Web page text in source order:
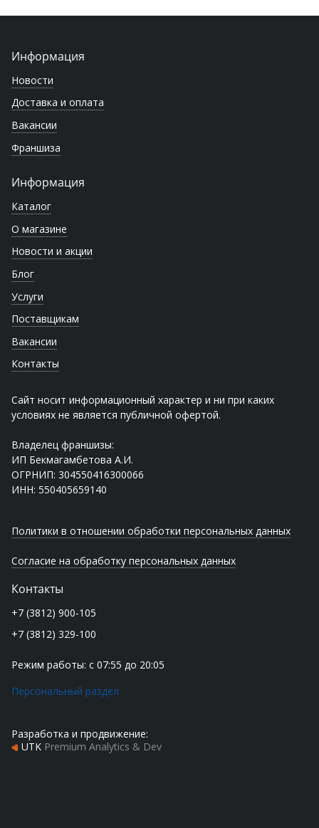
Информация
Новости
Доставка и оплата
Вакансии
Франшиза
Информация
Каталог
О магазине
Новости и акции
Блог
Услуги
Поставщикам
Вакансии
Контакты
Сайт носит информационный характер и ни при каких
условиях не является публичной офертой.
Владелец франшизы:
ИП Бекмагамбетова А.И.
ОГРНИП: 304550416300066
ИНН: 550405659140
Политики в отношении обработки персональных данных
Согласие на обработку персональных данных
Контакты
+7 (3812) 900-105
+7 (3812) 329-100
Режим работы: с 07:55 до 20:05
Персональный раздел
Разработка и продвижение:
UTK Premium Analytics & Dev